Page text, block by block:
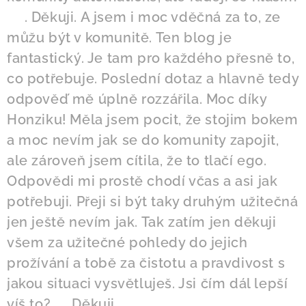
😁. Děkuji. A jsem i moc vděčná za to, ze
můžu být v komunitě. Ten blog je
fantastický. Je tam pro každého přesně to,
co potřebuje. Poslední dotaz a hlavně tedy
odpověď mě úplně rozzářila. Moc díky
Honziku! Měla jsem pocit, že stojim bokem
a moc nevím jak se do komunity zapojit,
ale zároveň jsem cítila, že to tlačí ego.
Odpovědi mi prostě chodí včas a asi jak
potřebuji. Přeji si být taky druhým užitečná
jen ještě nevím jak. Tak zatím jen děkuji
všem za užitečné pohledy do jejich
prožívání a tobě za čistotu a pravdivost s
jakou situaci vysvětluješ. Jsi čím dál lepší